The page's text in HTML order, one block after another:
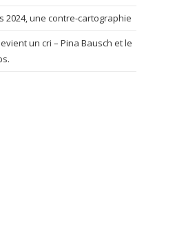
2024, une contre-cartographie
un cri – Pina Bausch et le